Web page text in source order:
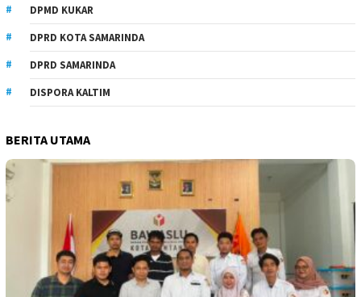
DPMD KUKAR
DPRD KOTA SAMARINDA
DPRD SAMARINDA
DISPORA KALTIM
BERITA UTAMA